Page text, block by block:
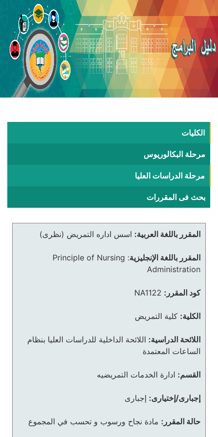
الكليات
مرحلة البكالوريوس
مرحلة الدراسات العليا
بحث فى المقررات
المقرر باللغة العربية: اسس اداره التمريض (نظرى)
المقرر باللغة الإنجليزية:
Principle of Nursing
Administration
كود المقرر: NA1122
الكلية: كلية التمريض
اللائحة الدراسية: اللائحة الداخلية للدراسات العليا بنظام
الساعات المعتمدة
القسم: ادارة الخدمات التمريضيه
إجبارى/إختيارى: إجبارى
حالة المقرر: مادة نجاح ورسوب و تحسب في المجموع